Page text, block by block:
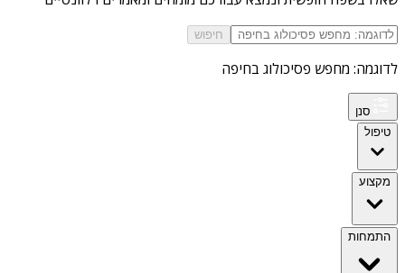
חיפוש
לדוגמה: מחפש פסיכולוג בחיפה
סנן
טיפול
מקצוע
התמחות